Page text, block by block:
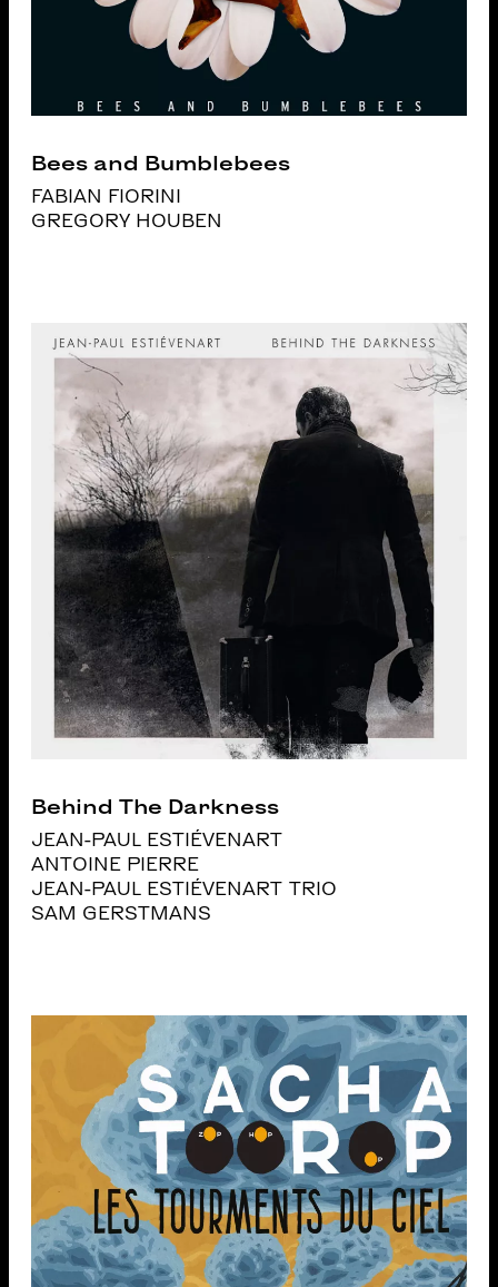
Bees and Bumblebees
FABIAN FIORINI
GREGORY HOUBEN
Behind The Darkness
JEAN-PAUL ESTIÉVENART
ANTOINE PIERRE
JEAN-PAUL ESTIÉVENART TRIO
SAM GERSTMANS